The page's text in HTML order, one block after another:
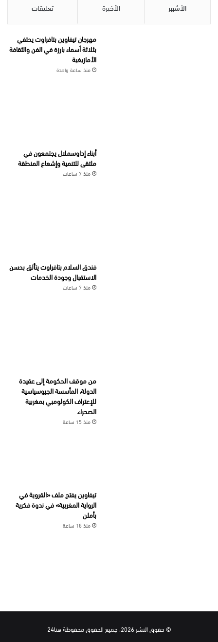
الأشهر الأخيرة تعليقات
مهرجان تيفاوين بتافراوت يحتفي
بثلاثة أسماء بارزة في الفن والثقافة
الأمازيغية
منذ ساعة واحدة
أبناء إداوسملال يجتمعون في
ملتقى للتنمية وإشعاع المنطقة
منذ 7 ساعات
فندق السلام بتافراوت يتألق بحسن
الاستقبال وجودة الخدمات
منذ 7 ساعات
من موقف الحكومة إلى عقيدة
الدولة، المأسسة الجيوسياسية
للإعتراف الكولومبي بمغربية
الصحراء.
منذ 15 ساعة
تيفاوين يفتح ملف «القروية في
الرواية المغربية» في ندوة فكرية
بأملن
منذ 18 ساعة
© حقوق النشر 2026، جميع الحقوق محفوظة هنا24